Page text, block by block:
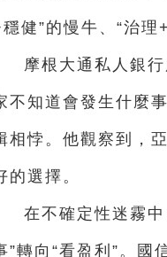
健”的慢牛、“治理
摩根大通私人銀
不知道會發生什麼
相悖。他觀察到，
的選擇。
在不確定性迷霧
”轉向“看盈利”。